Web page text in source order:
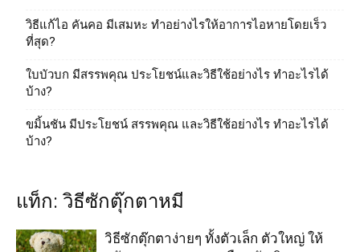
แท็ก: วิธีซักตุ๊กตาหมี
วิธีซักตุ๊กตาง่ายๆ ทั้งตัวเล็ก ตัวใหญ่ ให้
วิธีแก้ไอ คันคอ มีเสมหะ ทำอย่างไรให้อาการไอหายโดยเร็ว
ที่สุด?
ใบบัวบก มีสรรพคุณ ประโยชน์และวิธีใช้อย่างไร ทําอะไรได้
บ้าง?
ขมิ้นชัน มีประโยชน์ สรรพคุณ และวิธีใช้อย่างไร ทําอะไรได้
บ้าง?